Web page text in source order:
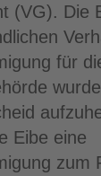
(VG). Die
für
Eibe eine
zum